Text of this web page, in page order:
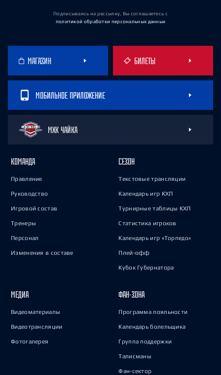
Подписываясь на рассылку, Вы соглашаетесь с
политикой обработки персональных данных
МАГАЗИН БИЛЕТЫ
МОБИЛЬНОЕ ПРИЛОЖЕНИЕ
МХК ЧАЙКА
КОМАНДА
Правление
Руководство
Игровой состав
Тренеры
Персонал
Изменения в составе
СЕЗОН
Текстовые трансляции
Календарь игр КХЛ
Турнирные таблицы КХЛ
Статистика игроков
Календарь игр «Торпедо»
Плей-офф
Кубок Губернатора
МЕДИА
Видеоматериалы
Видеотрансляции
Фотогалерея
ФАН-ЗОНА
Программа лояльности
Календарь болельщика
Группа поддержки
Талисманы
Фан-сектор